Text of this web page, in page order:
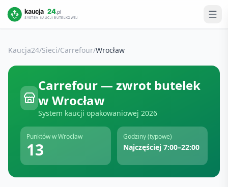
Kaucja24/Sieci/Carrefour/Wrocław
Carrefour — zwrot butelek
wWrocław
System kaucji opakowaniowej2026
Punktów wWrocław
13
Godziny (typowe)
Najczęściej 7:00–22:00